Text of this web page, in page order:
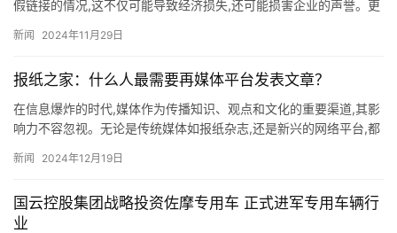
假链接的情况,这不仅可能导致经济损失,还可能损害企业的声誉。更
新闻 2024年11月29日
报纸之家：什么人最需要再媒体平台发表文章？
在信息爆炸的时代,媒体作为传播知识、观点和文化的重要渠道,其影
响力不容忽视。无论是传统媒体如报纸杂志,还是新兴的网络平台,都
新闻 2024年12月19日
国云控股集团战略投资佐摩专用车 正式进军专用车辆行
业